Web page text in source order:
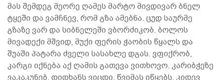
მას შემდეგ მეორე ღამეს მარტო მივდივარ ბნელ
ტყეში და ვამჩნევ, რომ გზა ამებნა. ცუდ საურმე
გზაზე ვარ და სიბნელეში ვბორძიკობ. ბოლოს
მივადექი მშვიდ, მუქი ფერის ჭაობის წყალს და
შუაში პატარა ძველი სასახლე დგას. ვფიქრობ,
კარგი იქნება აქ ღამის გათევა ვითხოვო. კარიბჭეზე
ვაკაკუნებ, დიდხანს ვიცდი, წვიმას იწყებს. კიდევ